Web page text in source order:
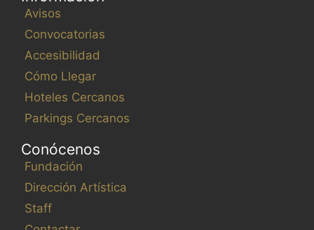
Avisos
Convocatorias
Accesibilidad
Cómo Llegar
Hoteles Cercanos
Parkings Cercanos
Conócenos
Fundación
Dirección Artística
Staff